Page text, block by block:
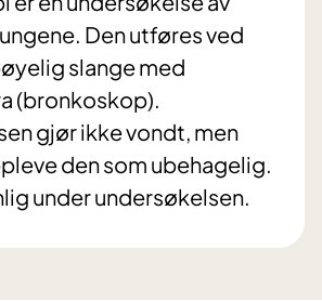
Den utføres ved
slange med
(bronkoskop).
gjør ikke vondt, men
den som ubehagelig.
under undersøkelsen.